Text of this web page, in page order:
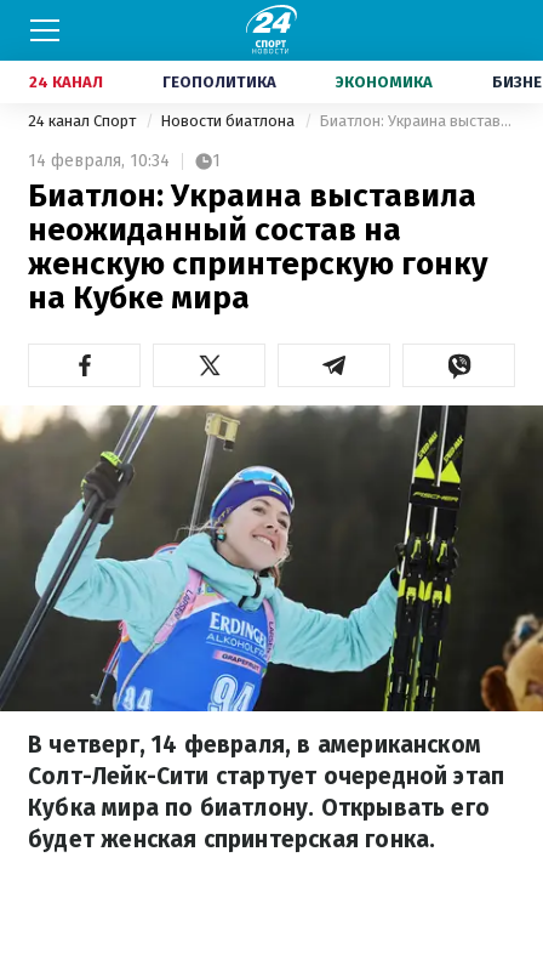
24 КАНАЛ ГЕОПОЛИТИКА ЭКОНОМИКА
24 канал Спорт Новости биатлона Биатлон: Украина выставила неожиданный состав на женскую спринтерскую гонку на Кубке мира
14 февраля, 10:34 1
Биатлон: Украина выставила
неожиданный состав на
женскую спринтерскую гонку
на Кубке мира
В четверг, 14 февраля, в американском
Солт-Лейк-Сити стартует очередной этап
Кубка мира по биатлону. Открывать его
будет женская спринтерская гонка.